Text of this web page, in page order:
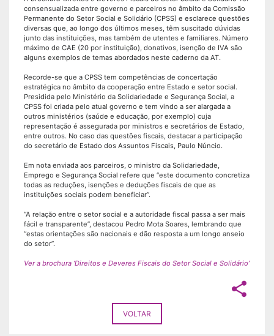
consensualizada entre governo e parceiros no âmbito da Comissão
Permanente do Setor Social e Solidário (CPSS) e esclarece questões
diversas que, ao longo dos últimos meses, têm suscitado dúvidas
junto das instituições, mas também de utentes e familiares. Número
máximo de CAE (20 por instituição), donativos, isenção de IVA são
alguns exemplos de temas abordados neste caderno da AT.
Recorde-se que a CPSS tem competências de concertação
estratégica no âmbito da cooperação entre Estado e setor social.
Presidida pelo Ministério da Solidariedade e Segurança Social, a
CPSS foi criada pelo atual governo e tem vindo a ser alargada a
outros ministérios (saúde e educação, por exemplo) cuja
representação é assegurada por ministros e secretários de Estado,
entre outros. No caso das questões fiscais, destacar a participação
do secretário de Estado dos Assuntos Fiscais, Paulo Núncio.
Em nota enviada aos parceiros, o ministro da Solidariedade,
Emprego e Segurança Social refere que “este documento concretiza
todas as reduções, isenções e deduções fiscais de que as
instituições sociais podem beneficiar”.
“A relação entre o setor social e a autoridade fiscal passa a ser mais
fácil e transparente”, destacou Pedro Mota Soares, lembrando que
“estas orientações são nacionais e dão resposta a um longo anseio
do setor”.
Ver a brochura ‘Direitos e Deveres Fiscais do Setor Social e Solidário’
share
VOLTAR